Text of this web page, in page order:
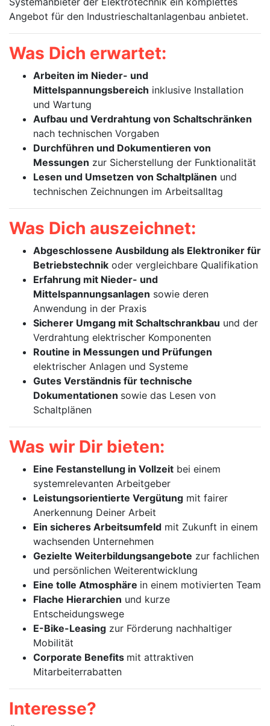
Angebot für den Industrieschaltanlagenbau anbietet.
Was Dich erwartet:
Arbeiten im Nieder- und
Mittelspannungsbereich inklusive Installation
und Wartung
Aufbau und Verdrahtung von Schaltschränken
nach technischen Vorgaben
Durchführen und Dokumentieren von
Messungen zur Sicherstellung der Funktionalität
Lesen und Umsetzen von Schaltplänen und
technischen Zeichnungen im Arbeitsalltag
Was Dich auszeichnet:
Abgeschlossene Ausbildung als Elektroniker für
Betriebstechnik oder vergleichbare Qualifikation
Erfahrung mit Nieder- und
Mittelspannungsanlagen sowie deren
Anwendung in der Praxis
Sicherer Umgang mit Schaltschrankbau und der
Verdrahtung elektrischer Komponenten
Routine in Messungen und Prüfungen
elektrischer Anlagen und Systeme
Gutes Verständnis für technische
Dokumentationen sowie das Lesen von
Schaltplänen
Was wir Dir bieten:
Eine Festanstellung in Vollzeit bei einem
systemrelevanten Arbeitgeber
Leistungsorientierte Vergütung mit fairer
Anerkennung Deiner Arbeit
Ein sicheres Arbeitsumfeld mit Zukunft in einem
wachsenden Unternehmen
Gezielte Weiterbildungsangebote zur fachlichen
und persönlichen Weiterentwicklung
Eine tolle Atmosphäre in einem motivierten Team
Flache Hierarchien und kurze
Entscheidungswege
E-Bike-Leasing zur Förderung nachhaltiger
Mobilität
Corporate Benefits mit attraktiven
Mitarbeiterrabatten
Interesse?